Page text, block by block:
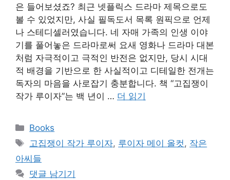
은 들어보셨죠? 최근 넷플릭스 드라마 제목으로도
볼 수 있었지만, 사실 필독도서 목록 원픽으로 언제
나 스테디셀러였습니다. 네 자매 가족의 인생 이야
기를 풀어놓은 드라마로써 요새 영화나 드라마 대본
처럼 자극적이고 극적인 반전은 없지만, 당시 시대
적 배경을 기반으로 한 사실적이고 디테일한 전개는
독자의 마음을 사로잡기 충분합니다. 책 “고집쟁이
작가 루이자”는 백 년이 … 더 읽기
카
테
리
Books
태
그
고집쟁이 작가 루이자, 루이자 메이 올컷, 작은
아씨들
댓글 남기기